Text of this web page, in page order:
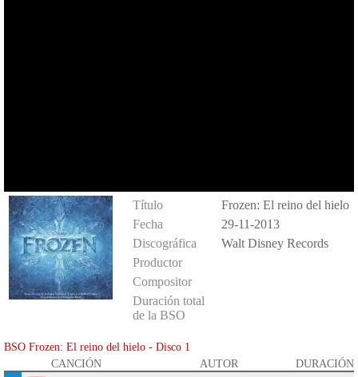
Título
Frozen: El reino del hielo
Fecha
29-11-2013
Discográfica
Walt Disney Records
Productor
Compositor
Duración total
de la BSO
BSO Frozen: El reino del hielo - Disco 1
CANCIÓN
AUTOR DURACIÓN